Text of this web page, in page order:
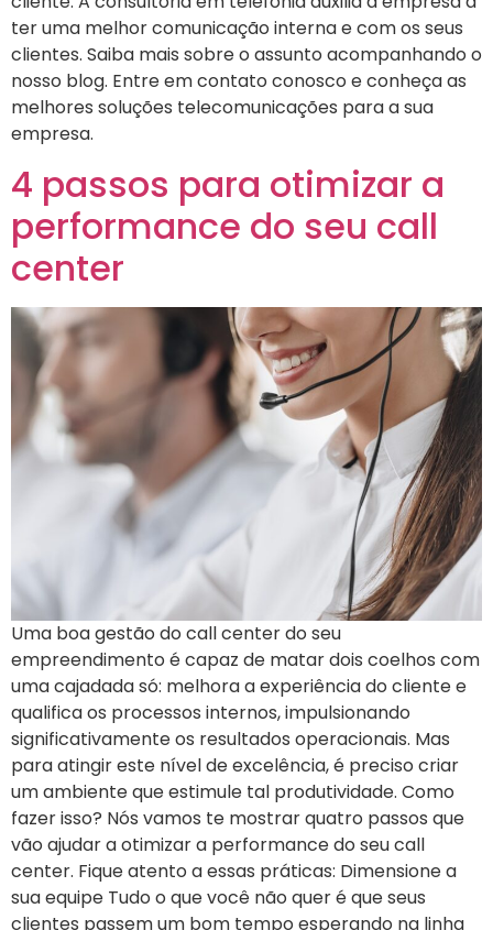
ter uma melhor comunicação interna e com os seus
clientes. Saiba mais sobre o assunto acompanhando o
nosso blog. Entre em contato conosco e conheça as
melhores soluções telecomunicações para a sua
empresa.
4 passos para otimizar a
performance do seu call
center
Uma boa gestão do call center do seu
empreendimento é capaz de matar dois coelhos com
uma cajadada só: melhora a experiência do cliente e
qualifica os processos internos, impulsionando
significativamente os resultados operacionais. Mas
para atingir este nível de excelência, é preciso criar
um ambiente que estimule tal produtividade. Como
fazer isso? Nós vamos te mostrar quatro passos que
vão ajudar a otimizar a performance do seu call
center. Fique atento a essas práticas: Dimensione a
sua equipe Tudo o que você não quer é que seus
clientes passem um bom tempo esperando na linha